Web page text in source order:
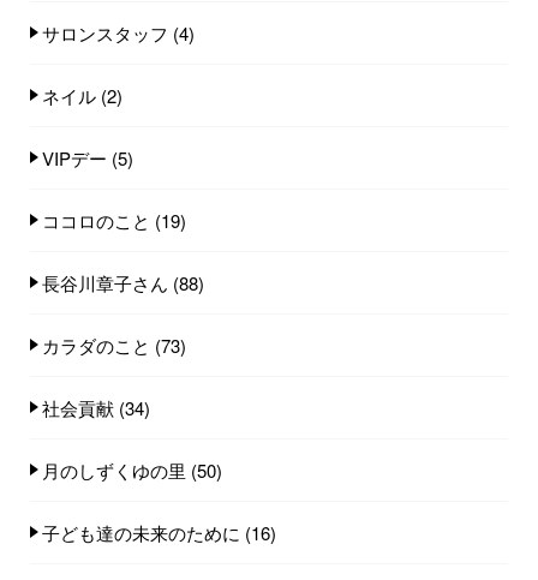
サロンスタッフ (4)
ネイル (2)
VIPデー (5)
ココロのこと (19)
長谷川章子さん (88)
カラダのこと (73)
社会貢献 (34)
月のしずくゆの里 (50)
子ども達の未来のために (16)